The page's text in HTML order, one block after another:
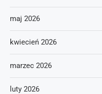
maj 2026
kwiecień 2026
marzec 2026
luty 2026